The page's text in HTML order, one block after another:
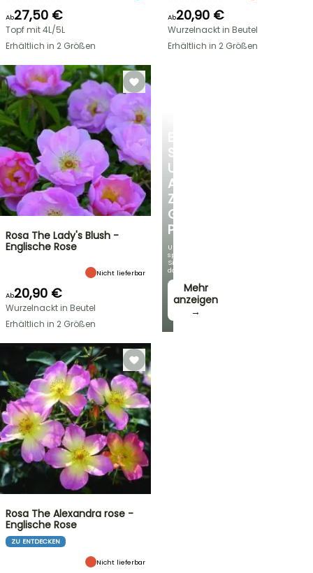
SIE
UNSERE
AUSWAHL
ZU
GÜNSTIGEN
PREISEN
Und
sparen
Sie
dabei!
Mehr
anzeigen
→
Ab27,50 €
Topf mit 4L/5L
Erhältlich in 2 Größen
Ab20,90 €
Wurzelnackt in Beutel
Erhältlich in 2 Größen
Rosa The Lady's Blush -
Englische Rose
Nicht lieferbar
Ab20,90 €
Wurzelnackt in Beutel
Erhältlich in 2 Größen
Rosa The Alexandra rose -
Englische Rose
ZU ENTDECKEN
Nicht lieferbar